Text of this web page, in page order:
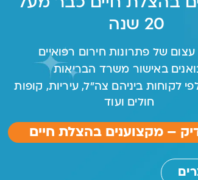
20 שנה
עצום של פתרונות חירום רפואיים
באישור משרד הבריאות
לקוחות ביניהם צה״ל, עיריות, קופות
חולים ועוד
– מקצוענים בהצלת חיים